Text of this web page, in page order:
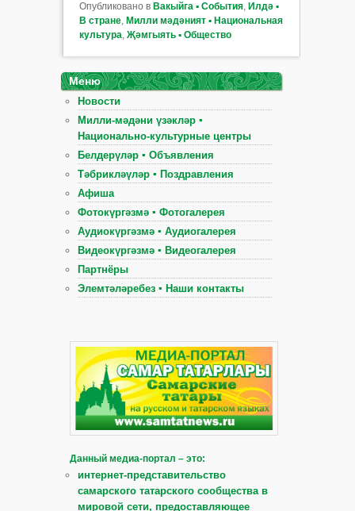
Опубликовано в Вакыйга ▪ События, Илдә ▪
В стране, Милли мәдәният ▪ Национальная
культура, Җәмгыять ▪ Общество
Меню
Новости
Милли-мәдәни үзәкләр ▪
Национально-культурные центры
Белдерүләр ▪ Объявления
Тәбрикләүләр ▪ Поздравления
Афиша
Фотокүргәзмә ▪ Фотогалерея
Аудиокүргәзмә ▪ Аудиогалерея
Видеокүргәзмә ▪ Видеогалерея
Партнёры
Элемтәләребез ▪ Наши контакты
Данный медиа-портал – это:
интернет-представительство
самарского татарского сообщества в
мировой сети, предоставляющее